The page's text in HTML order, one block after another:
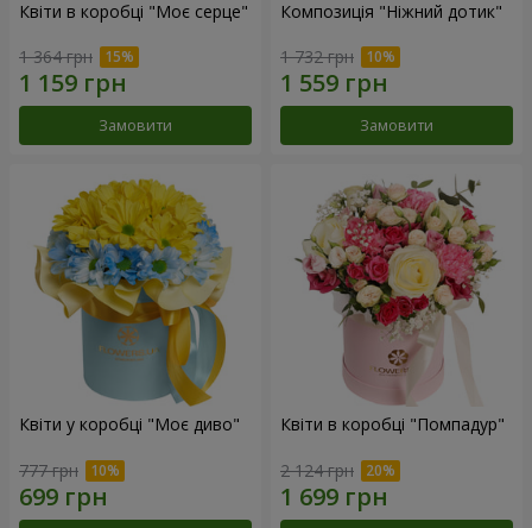
Квіти в коробці "Моє серце"
1 364 грн
Замовити
Композиція "Ніжний дотик"
1 732 грн
Замовити
Квіти у коробці "Моє диво"
777 грн
Квіти в коробці "Помпадур"
2 124 грн